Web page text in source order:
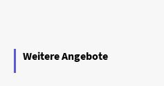
Weitere Angebote